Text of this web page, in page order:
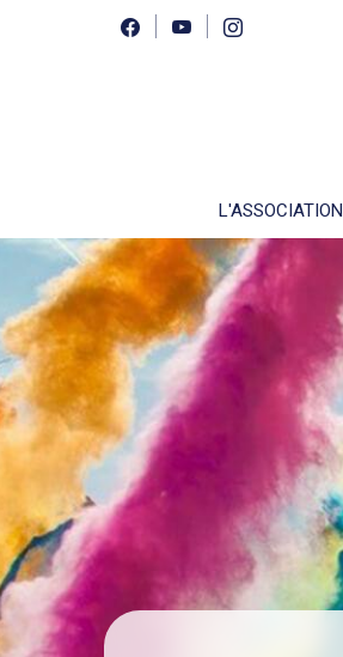
L'ASSOCIATION